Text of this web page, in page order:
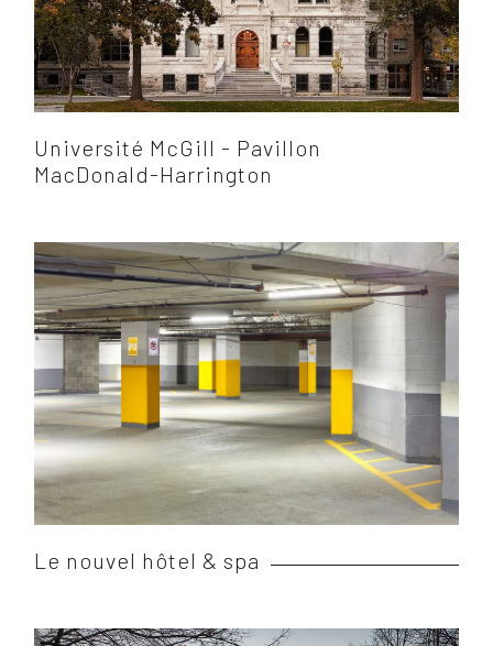
Université McGill - Pavillon
MacDonald-Harrington
Le nouvel hôtel & spa